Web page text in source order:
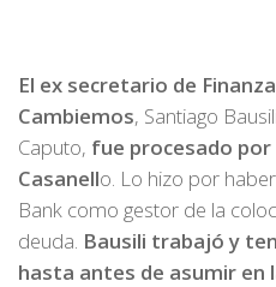
El ex secretario de
Cambiemos, Santiago
Caputo, fue procesado
Casanello. Lo hizo por
Bank como gestor de la
deuda. Bausili trabajó y
hasta antes de asumir en